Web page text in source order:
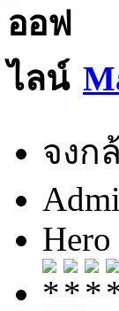
จงก